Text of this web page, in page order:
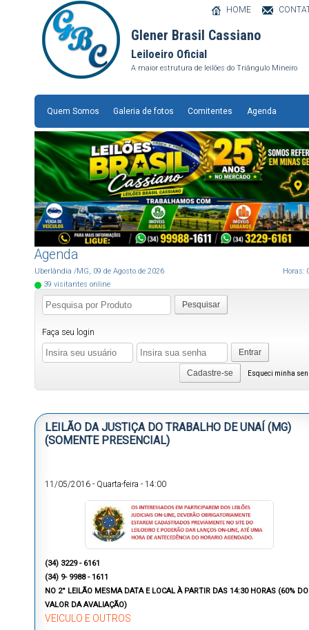
Glener Brasil Cassiano
Leiloeiro Oficial
A maior estrutura de leilões do Triângulo Mineiro
HOME
Quem Somos Galeria de fotos Comitentes Agenda
Agenda
Uberlândia /MG, 09 de Agosto de 2026 Horas:
39 visitantes online
Pesquisar
Faça seu login
Entrar
Esqueci minha
Cadastre-se
LEILÃO DA JUSTIÇA DO TRABALHO DE UNAÍ (MG)
(SOMENTE PRESENCIAL)
11/05/2016 - Quarta-feira - 14:00
(34) 3229 - 6161
(34) 9- 9988 - 1611
NO 2° LEILÃO MESMA DATA E LOCAL À PARTIR DAS 14:30 HORAS (60% DO
VALOR DA AVALIAÇÃO)
VEICULO E OUTROS